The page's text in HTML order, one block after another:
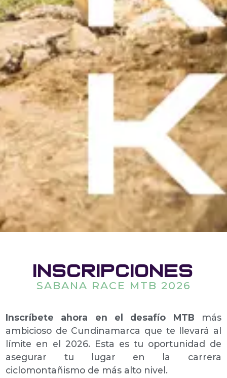
INSCRIPCIONES
SABANA RACE MTB 2026
Inscríbete ahora en el desafío MTB más
ambicioso de Cundinamarca que te llevará al
límite en el 2026. Esta es tu oportunidad de
asegurar tu lugar en la carrera
ciclomontañismo de más alto nivel.